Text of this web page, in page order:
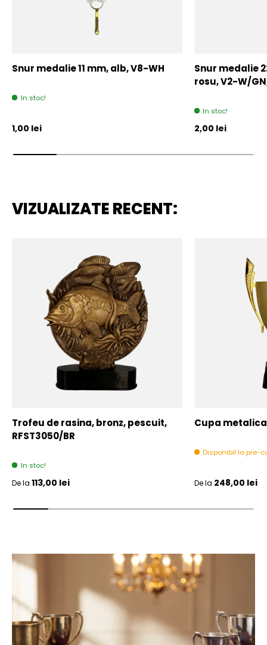
Snur medalie 11 mm, alb, V8-WH
In stoc!
Pret initial
1,00 lei
Snur medalie
rosu, V2-W/
In stoc!
Pret initial
2,00 lei
VIZUALIZATE RECENT:
Trofeu de rasina, bronz, pescuit,
RFST3050/BR
In stoc!
Pret initial
De la 113,00 lei
Cupa
Disponibil la pre-
Pret initial
De la 248,00 lei